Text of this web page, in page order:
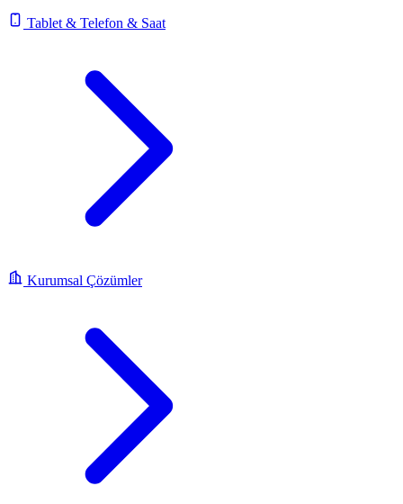
Tablet & Telefon & Saat
Kurumsal Çözümler